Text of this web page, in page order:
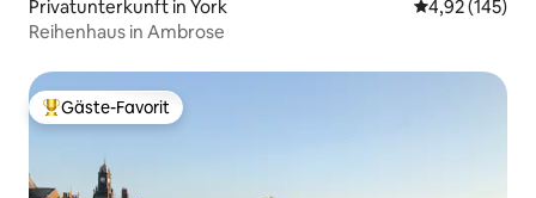
Privatunterkunft in York
4,92 (145)
Reihenhaus in Ambrose
Beliebter Gäste-Favorit.
Gäste-Favorit